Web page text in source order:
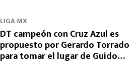
LIGA MX
DT campeón con Cruz Azul es
propuesto por Gerardo Torrado
para tomar el lugar de Guido